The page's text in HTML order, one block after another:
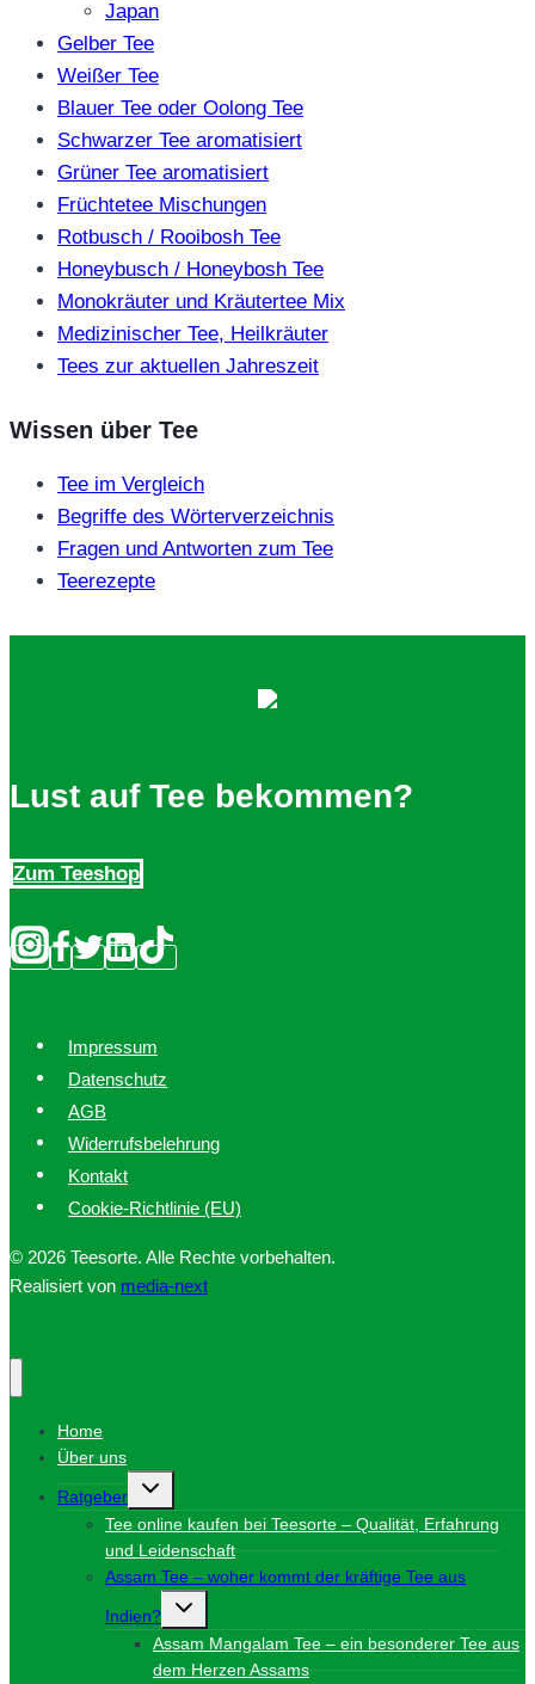
Japan
Gelber Tee
Weißer Tee
Blauer Tee oder Oolong Tee
Schwarzer Tee aromatisiert
Grüner Tee aromatisiert
Früchtetee Mischungen
Rotbusch / Rooibosh Tee
Honeybusch / Honeybosh Tee
Monokräuter und Kräutertee Mix
Medizinischer Tee, Heilkräuter
Tees zur aktuellen Jahreszeit
Wissen über Tee
Tee im Vergleich
Begriffe des Wörterverzeichnis
Fragen und Antworten zum Tee
Teerezepte
Lust auf Tee bekommen?
Zum Teeshop
Impressum
Datenschutz
AGB
Widerrufsbelehrung
Kontakt
Cookie-Richtlinie (EU)
© 2026 Teesorte. Alle Rechte vorbehalten.
Realisiert von media-next
Home
Über uns
Ratgeber
Untermenü
umschalten
Tee online kaufen bei Teesorte – Qualität, Erfahrung
und Leidenschaft
Assam Tee – woher kommt der kräftige Tee aus
Indien?
Untermenü
umschalten
Assam Mangalam Tee – ein besonderer Tee aus
dem Herzen Assams